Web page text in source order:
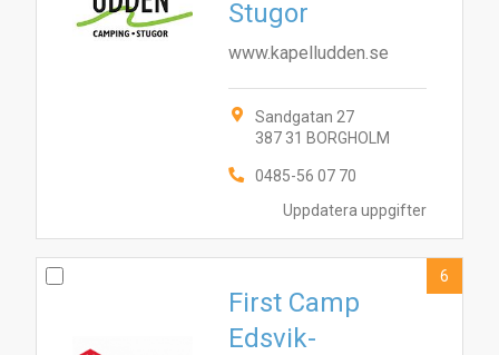
Uppdatera uppgifter
Stugor
www.kapelludden.se
Sandgatan 27
387 31 BORGHOLM
0485-56 07 70
First Camp
Edsvik-
6